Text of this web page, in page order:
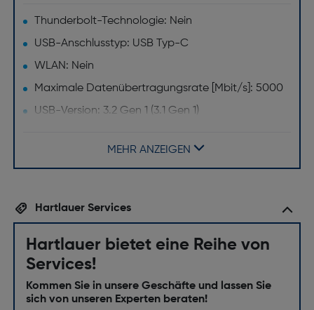
Thunderbolt-Technologie: Nein
USB-Anschlusstyp: USB Typ-C
WLAN: Nein
Maximale Datenübertragungsrate [Mbit/s]: 5000
USB-Version: 3.2 Gen 1 (3.1 Gen 1)
Produktfarbe: Orange, Silber
HDD Kapazität [GB]: 1000
HDD Größe ["]: 2.5
Leistung
Bus-betrieben: USB
MEHR ANZEIGEN
Hartlauer Services
Hartlauer bietet eine Reihe von
Services!
Kommen Sie in unsere Geschäfte und lassen Sie
sich von unseren Experten beraten!